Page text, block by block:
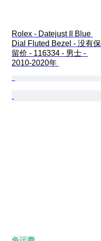
Rolex - Datejust II Blue
Dial Fluted Bezel - 没有保
留价 - 116334 - 男士 -
2010-2020年